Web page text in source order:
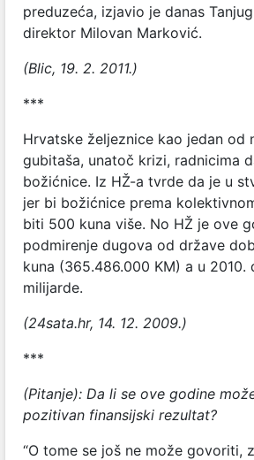
preduzeća, izjavio je danas
direktor Milovan Marković.
(Blic, 19. 2. 2011.)
***
Hrvatske željeznice kao jedan od
gubitaša, unatoč krizi, radnicima
božićnice. Iz HŽ-a tvrde da je u
jer bi božićnice prema
biti 500 kuna više. No HŽ je ove
podmirenje dugova od države
kuna (365.486.000 KM) a u 2010.
milijarde.
(24sata.hr, 14. 12. 2009.)
***
(Pitanje): Da li se ove godine
pozitivan finansijski rezultat?
“O tome se još ne može govoriti,